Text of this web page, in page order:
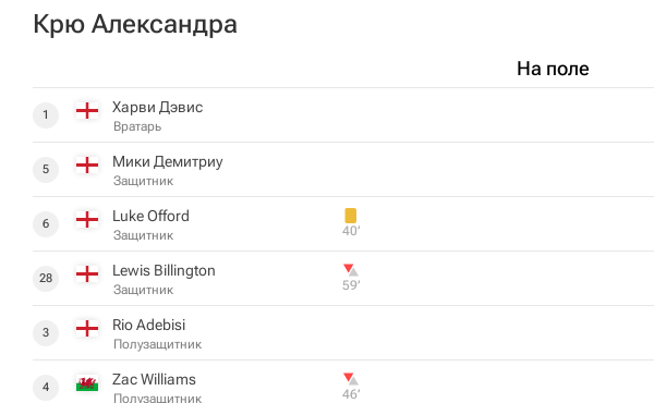
Крю Александра
На поле
1 Харви Дэвис
Вратарь
5 Мики Демитриу
Защитник
6 Luke Offord
Защитник 40‎’‎
28 Lewis Billington
Защитник 59‎’‎
3 Rio Adebisi
Полузащитник
4 Zac Williams
Полузащитник 46‎’‎